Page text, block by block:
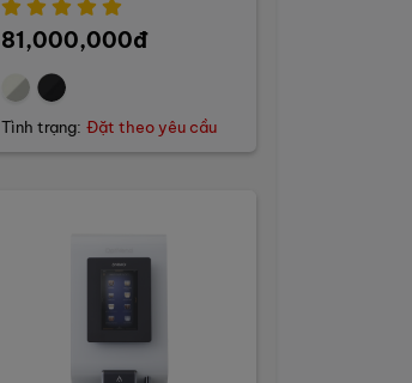
81,000,000đ
Tình trạng: Đặt theo yêu cầu